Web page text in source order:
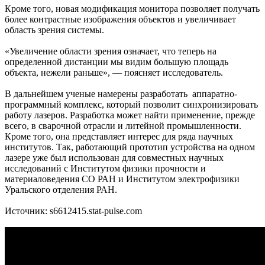
Кроме того, новая модификация монитора позволяет получать
более контрастные изображения объектов и увеличивает
область зрения системы.
«Увеличение области зрения означает, что теперь на
определенной дистанции мы видим большую площадь
объекта, нежели раньше», — поясняет исследователь.
В дальнейшем ученые намерены разработать аппаратно-
программный комплекс, который позволит синхронизировать
работу лазеров. Разработка может найти применение, прежде
всего, в сварочной отрасли и литейной промышленности.
Кроме того, она представляет интерес для ряда научных
институтов. Так, работающий прототип устройства на одном
лазере уже был использован для совместных научных
исследований с Институтом физики прочности и
материаловедения СО РАН и Институтом электрофизики
Уральского отделения РАН.
Источник: s6612415.stat-pulse.com